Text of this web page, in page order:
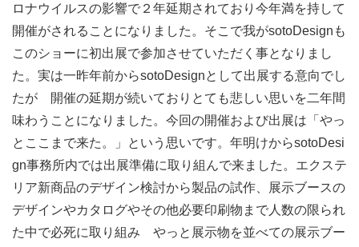
ロナウイルスの影響で２年延期されており今年満を持して
開催がされることになりました。そこで我がsotoDesignも
このショーに初出展で参加させていただく事となりまし
た。実は一昨年前からsotoDesignとして出展する意向でし
たが 開催の延期が続いておりとても悲しい思いを二年間
味わうことになりました。今回の開催および出展は「やっ
とここまで来た。」という思いです。年明けからsotoDesi
gn事務所内では出展準備に取り組んで来ました。エクステ
リア新商品のデザイン検討から製品の試作、展示ブースの
デザインやカタログやその他必要印刷物まで人数の限られ
た中で必死に取り組み やっと展示物を並べての展示ブー